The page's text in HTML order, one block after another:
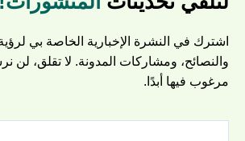
اشترك في النشرة الإخبارية الخاصة بي
والنصائح، ومشاركات المدونة. لا تقلق، لن
مرغوب فيها أبدًا.